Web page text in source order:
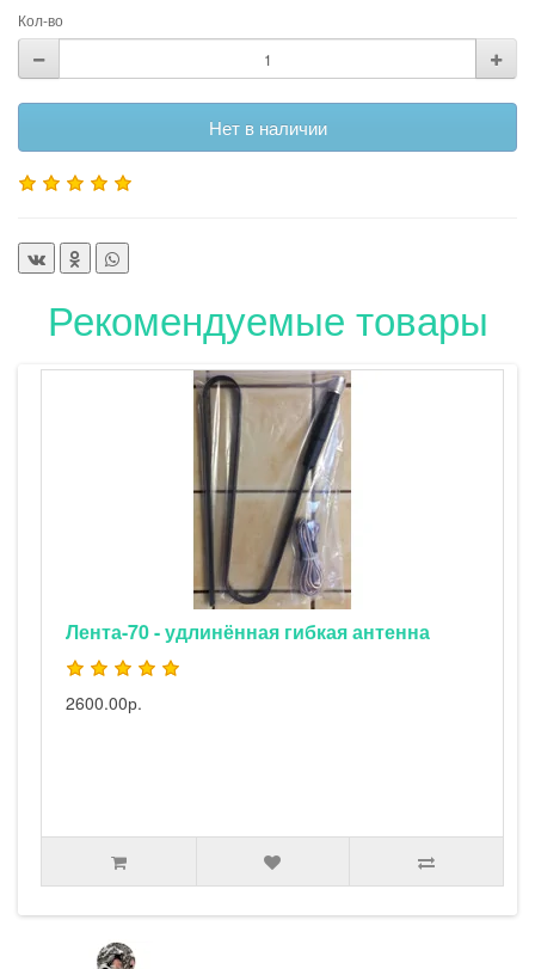
Кол-во
Нет в наличии
Рекомендуемые товары
Лента-70 - удлинённая гибкая антенна
2600.00р.